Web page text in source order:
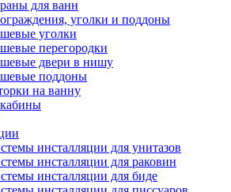
для ванн
уголки и поддоны
уголки
перегородки
двери в нишу
поддоны
на ванну
инсталляции для унитазов
инсталляции для раковин
инсталляции для биде